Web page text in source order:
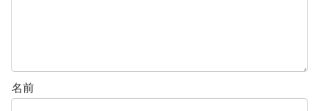
名前